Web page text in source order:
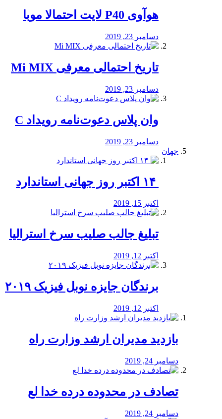
هوآوی P40 لایت احتمالا موبا
دسامبر 23, 2019
تاریخ احتمالی معرفی Mi MIX
دسامبر 23, 2019
وان پلاس دعوت‌نامه رویداد C
دسامبر 23, 2019
جهان
اکتبر 15, 2019
تبلیغ جالب صلیب سرخ استرالیا
اکتبر 12, 2019
برندگان جایزه نوبل فیزیک ۲۰۱۹
اکتبر 12, 2019
بازدید مدیران ارشد وزارت راه
دسامبر 24, 2019
تصادف در محدوده درده خدا لع
دسامبر 24, 2019